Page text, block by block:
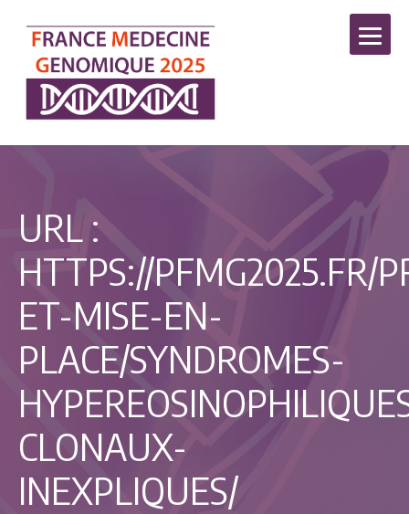
URL :
HTTPS://PFMG2025.FR/
ET-MISE-EN-
PLACE/SYNDROMES-
CLONAUX-
INEXPLIQUES/